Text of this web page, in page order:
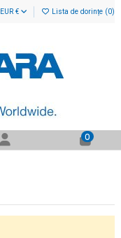
EUR € Lista de dorințe (0)
0